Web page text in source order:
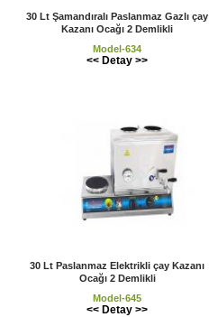
30 Lt Şamandıralı Paslanmaz Gazlı çay
Kazanı Ocağı 2 Demlikli
Model-634
<< Detay >>
30 Lt Paslanmaz Elektrikli çay Kazanı
Ocağı 2 Demlikli
Model-645
<< Detay >>